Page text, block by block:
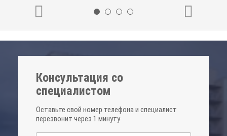
Консультация со
специалистом
Оставьте свой номер телефона и специалист
перезвонит через 1 минуту